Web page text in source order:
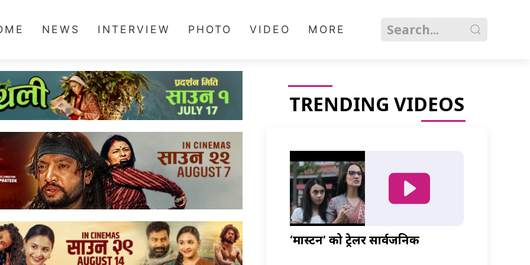
NEWS INTERVIEW PHOTO VIDEO MORE
TRENDING VIDEOS
‘मास्टर्नी’ को ट्रेलर सार्वजनिक